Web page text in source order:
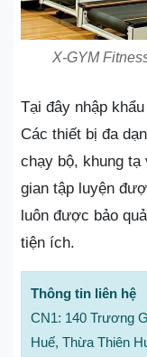
X-GYM
Tại đây nhập
Các thiết bị đa
chạy bộ, khung tạ
gian tập luyện
luôn được bảo
tiện ích.
Thông tin liên hệ
CN1: 140 Trương
Huế, Thừa Thiên